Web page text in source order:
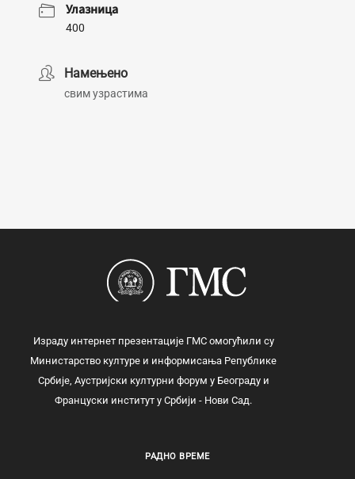
Улазница
400
Намењено
свим узрастима
Израду интернет презентације ГМС омогућили су
Министарство културе и информисања Републике
Србије, Аустријски културни форум у Београду и
Француски институт у Србији - Нови Сад.
РАДНО ВРЕМЕ